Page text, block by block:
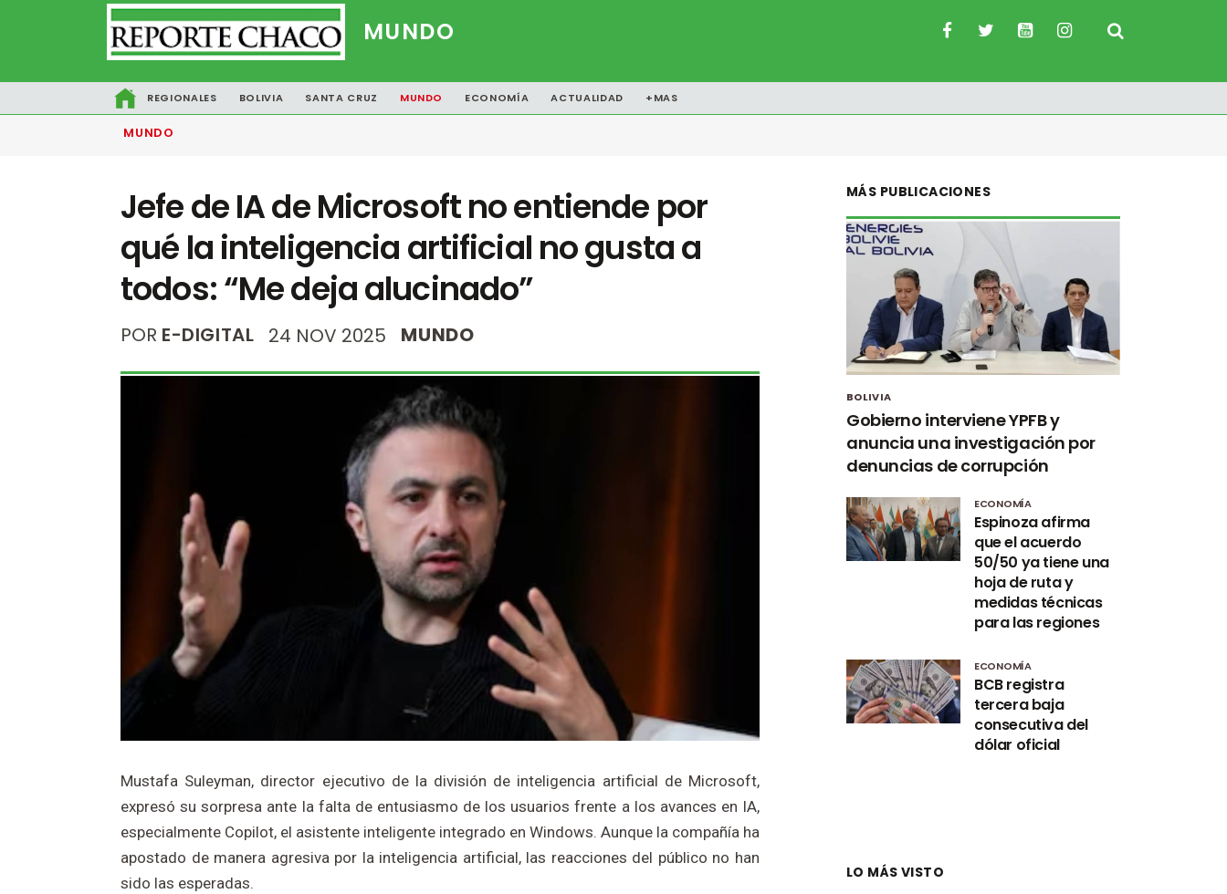
MUNDO
REGIONALES BOLIVIA SANTA CRUZ MUNDO ECONOMÍA ACTUALIDAD +MAS
MUNDO
Jefe de IA de Microsoft no entiende por
qué la inteligencia artificial no gusta a
todos: “Me deja alucinado”
POR E-DIGITAL 24 NOV 2025 MUNDO
Mustafa Suleyman, director ejecutivo de la división de inteligencia artificial de Microsoft,
expresó su sorpresa ante la falta de entusiasmo de los usuarios frente a los avances en IA,
especialmente Copilot, el asistente inteligente integrado en Windows. Aunque la compañía ha
apostado de manera agresiva por la inteligencia artificial, las reacciones del público no han
sido las esperadas.
MÁS PUBLICACIONES
BOLIVIA
Gobierno interviene YPFB y
anuncia una investigación por
denuncias de corrupción
ECONOMÍA
Espinoza afirma
que el acuerdo
50/50 ya tiene una
hoja de ruta y
medidas técnicas
para las regiones
ECONOMÍA
BCB registra
tercera baja
consecutiva del
dólar oficial
LO MÁS VISTO